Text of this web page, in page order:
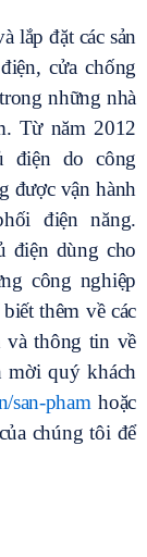
lắp đặt các sản
cửa chống
những nhà
Từ năm 2012
điện do công
được vận hành
điện năng.
điện dùng cho
công nghiệp
thêm về các
và thông tin về
mời quý khách
san-pham hoặc
chúng tôi để